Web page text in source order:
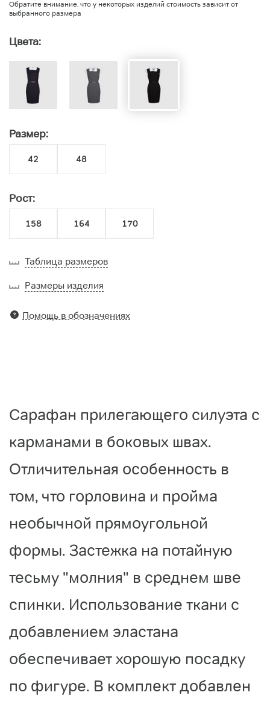
Обратите внимание, что у некоторых изделий стоимость зависит от
выбранного размера
Цвета:
Размер:
42 48
Рост:
158 164 170
Таблица размеров
Размеры изделия
Помощь в обозначениях
Сарафан прилегающего силуэта с
карманами в боковых швах.
Отличительная особенность в
том, что горловина и пройма
необычной прямоугольной
формы. Застежка на потайную
тесьму "молния" в среднем шве
спинки. Использование ткани с
добавлением эластана
обеспечивает хорошую посадку
по фигуре. В комплект добавлен